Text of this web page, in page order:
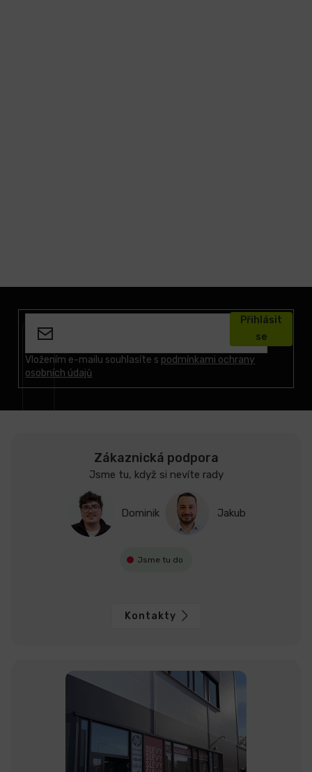
Vložením e-mailu souhlasíte s podmínkami ochrany
osobních údajů
Přihlásit
se
Zákaznická podpora
Jsme tu, když si nevíte rady
Dominik Jakub
Jsme tu do
Kontakty